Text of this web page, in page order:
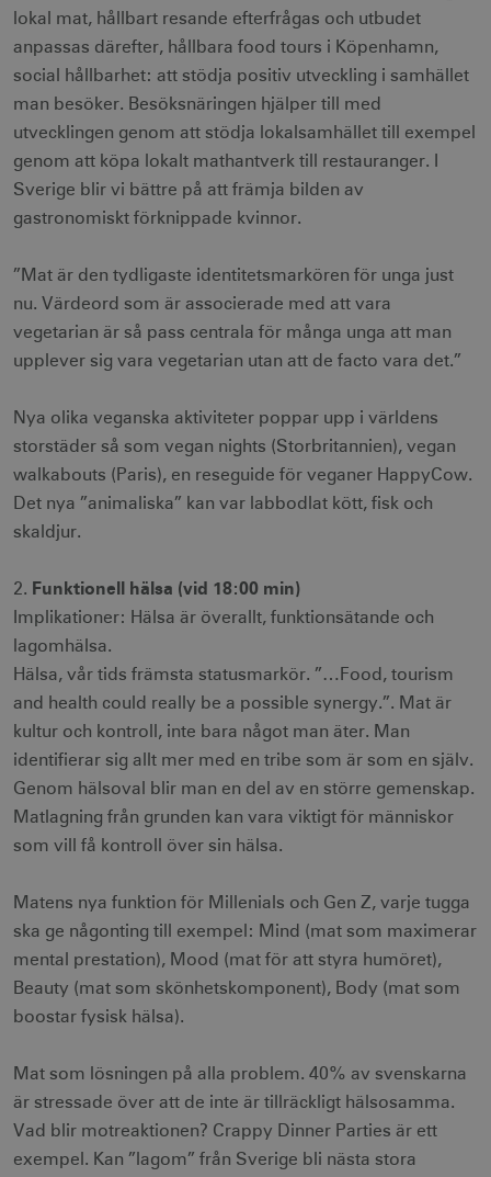
lokal mat, hållbart resande efterfrågas och utbudet
anpassas därefter, hållbara food tours i Köpenhamn,
social hållbarhet: att stödja positiv utveckling i samhället
man besöker. Besöksnäringen hjälper till med
utvecklingen genom att stödja lokalsamhället till exempel
genom att köpa lokalt mathantverk till restauranger. I
Sverige blir vi bättre på att främja bilden av
gastronomiskt förknippade kvinnor.
”Mat är den tydligaste identitetsmarkören för unga just
nu. Värdeord som är associerade med att vara
vegetarian är så pass centrala för många unga att man
upplever sig vara vegetarian utan att de facto vara det.”
Nya olika veganska aktiviteter poppar upp i världens
storstäder så som vegan nights (Storbritannien), vegan
walkabouts (Paris), en reseguide för veganer HappyCow.
Det nya ”animaliska” kan var labbodlat kött, fisk och
skaldjur.
2. Funktionell hälsa (vid 18:00 min)
Implikationer: Hälsa är överallt, funktionsätande och
lagomhälsa.
Hälsa, vår tids främsta statusmarkör. ”…Food, tourism
and health could really be a possible synergy.”. Mat är
kultur och kontroll, inte bara något man äter. Man
identifierar sig allt mer med en tribe som är som en själv.
Genom hälsoval blir man en del av en större gemenskap.
Matlagning från grunden kan vara viktigt för människor
som vill få kontroll över sin hälsa.
Matens nya funktion för Millenials och Gen Z, varje tugga
ska ge någonting till exempel: Mind (mat som maximerar
mental prestation), Mood (mat för att styra humöret),
Beauty (mat som skönhetskomponent), Body (mat som
boostar fysisk hälsa).
Mat som lösningen på alla problem. 40% av svenskarna
är stressade över att de inte är tillräckligt hälsosamma.
Vad blir motreaktionen? Crappy Dinner Parties är ett
exempel. Kan ”lagom” från Sverige bli nästa stora